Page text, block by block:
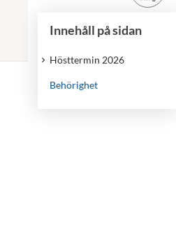
Innehåll på sidan
Hösttermin 2026
Behörighet